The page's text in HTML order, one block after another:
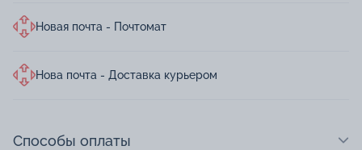
Новая почта - Почтомат
Нова почта - Доставка курьером
Способы оплаты